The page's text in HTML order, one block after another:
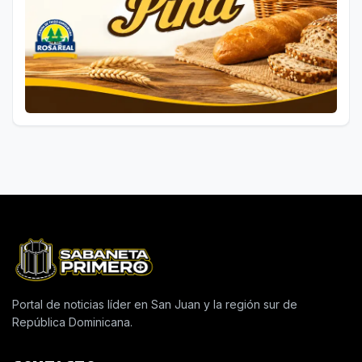
Portal de noticias líder en San Juan y la región sur de
República Dominicana.